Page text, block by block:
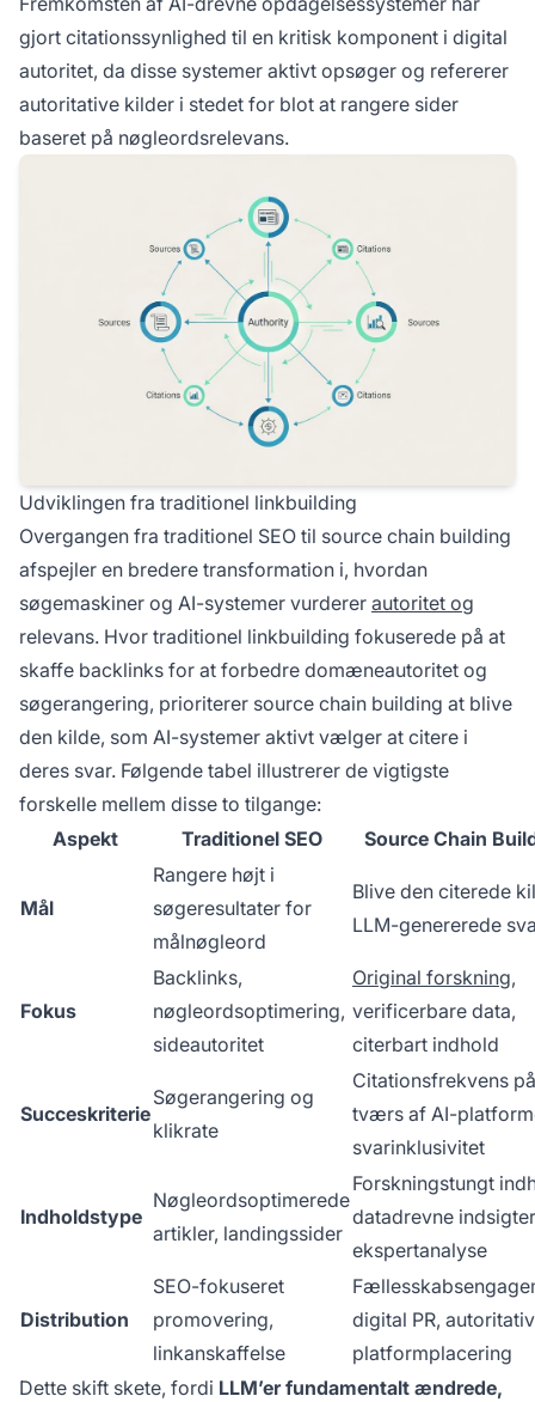
gjort citationssynlighed til en kritisk komponent i digital
autoritet, da disse systemer aktivt opsøger og refererer
autoritative kilder i stedet for blot at rangere sider
baseret på nøgleordsrelevans.
Udviklingen fra traditionel linkbuilding
Overgangen fra traditionel SEO til source chain building
afspejler en bredere transformation i, hvordan
søgemaskiner og AI-systemer vurderer autoritet og
relevans. Hvor traditionel linkbuilding fokuserede på at
skaffe backlinks for at forbedre domæneautoritet og
søgerangering, prioriterer source chain building at blive
den kilde, som AI-systemer aktivt vælger at citere i
deres svar. Følgende tabel illustrerer de vigtigste
forskelle mellem disse to tilgange:
Aspekt
Traditionel SEO Source Chain
Mål
Rangere højt i
søgeresultater for
målnøgleord
Blive den citerede
LLM-genererede
Fokus
Backlinks,
nøgleordsoptimering,
sideautoritet
Original forskning,
verificerbare data,
citerbart indhold
Succeskriterie
Søgerangering og
klikrate
Citationsfrekvens på
tværs af AI-
svarinklusivitet
Indholdstype
Nøgleordsoptimerede
artikler, landingssider
Forskningstungt
datadrevne
ekspertanalyse
Distribution
SEO-fokuseret
promovering,
linkanskaffelse
digital PR, autoritativ
platformplacering
Dette skift skete, fordi LLM’er fundamentalt ændrede,